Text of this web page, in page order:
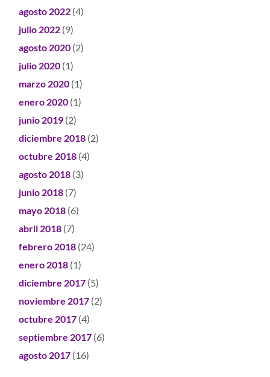
agosto 2022 (4)
julio 2022 (9)
agosto 2020 (2)
julio 2020 (1)
marzo 2020 (1)
enero 2020 (1)
junio 2019 (2)
diciembre 2018 (2)
octubre 2018 (4)
agosto 2018 (3)
junio 2018 (7)
mayo 2018 (6)
abril 2018 (7)
febrero 2018 (24)
enero 2018 (1)
diciembre 2017 (5)
noviembre 2017 (2)
octubre 2017 (4)
septiembre 2017 (6)
agosto 2017 (16)